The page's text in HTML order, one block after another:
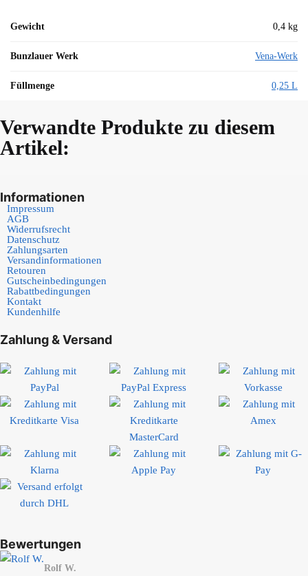
Gewicht 0,4 kg
Bunzlauer Werk Vena-Werk
Füllmenge 0,25 L
Verwandte Produkte zu diesem
Artikel:
Informationen
Impressum
AGB
Widerrufsrecht
Datenschutz
Zahlungsarten
Versandinformationen
Retouren
Gutscheinbedingungen
Rabattbedingungen
Kontakt
Kundenhilfe
Zahlung & Versand
Bewertungen
Rolf W.